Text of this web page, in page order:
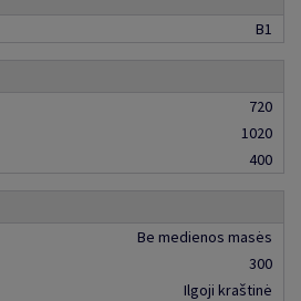
B1
720
1020
400
Be medienos masės
300
Ilgoji kraštinė